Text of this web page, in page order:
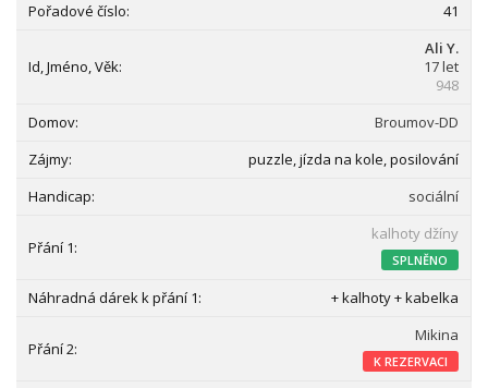
41
Ali Y.
17 let
948
Broumov-DD
puzzle, jízda na kole, posilování
sociální
kalhoty džíny
SPLNĚNO
+ kalhoty + kabelka
Mikina
K REZERVACI